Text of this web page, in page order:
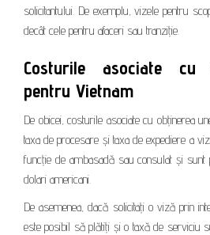
solicitantului. De exemplu, vizele pentru
decât cele pentru afaceri sau tranziție.
Costurile asociate cu
pentru Vietnam
De obicei, costurile asociate cu obținerea
taxa de procesare și taxa de expediere a
funcție de ambasadă sau consulat și sunt
dolari americani.
De asemenea, dacă solicitați o viză prin
este posibil să plătiți și o taxă de serviciu